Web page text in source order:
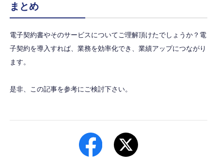
まとめ
電子契約書やそのサービスについてご理解頂けたでしょうか？電
子契約を導入すれば、業務を効率化でき、業績アップにつながり
ます。
是非、この記事を参考にご検討下さい。